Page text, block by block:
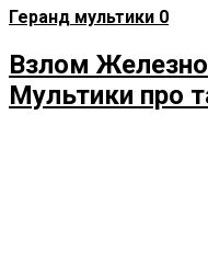
Геранд мультики 0
Взлом
Мультики про